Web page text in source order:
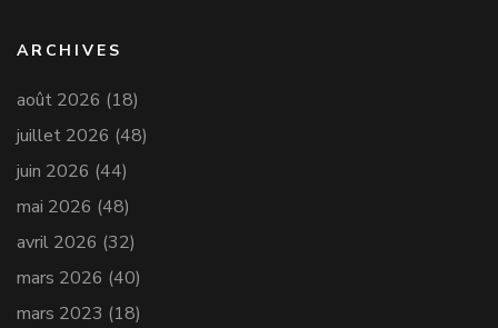
ARCHIVES
août 2026 (18)
juillet 2026 (48)
juin 2026 (44)
mai 2026 (48)
avril 2026 (32)
mars 2026 (40)
mars 2023 (18)